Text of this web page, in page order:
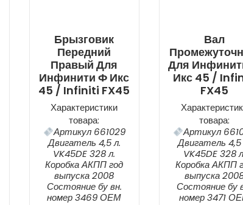
Брызговик
Передний
Правый Для
Инфинити Ф Икс
45 / Infiniti FX45
Характеристики
товара:
Артикул 661029
Двигатель 4,5 л.
VK45DE 328 л.
Коробка АКПП год
выпуска 2008
Состояние бу вн.
номер 3469 ОЕМ
Вал
Для
Икс 45 /
FX45
товара:
Артикул
Двигатель 4,5
VK45DE 328
Коробка АКПП
выпуска
Состояние бу
номер 3471